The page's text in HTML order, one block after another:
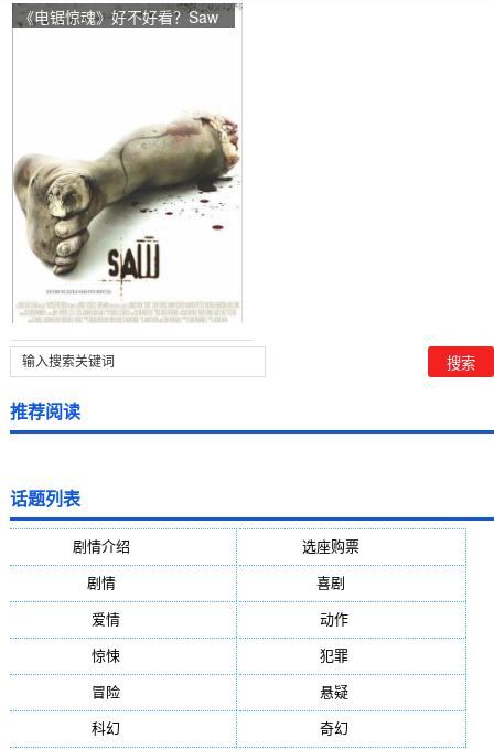
《电锯惊魂》好不好看？Saw
推荐阅读
话题列表
剧情介绍 选座购票(5388)
剧情 喜剧
爱情(887) 动作
惊悚(648) 犯罪
冒险(377) 悬疑
科幻 奇幻